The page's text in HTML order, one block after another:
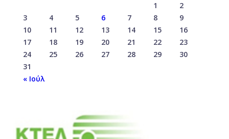
1
2
3
4 5 6 7 8
9
10
11 12 13 14 15
16
17
18 19 20 21 22
23
24
25 26 27 28 29
30
31
« Ιούλ